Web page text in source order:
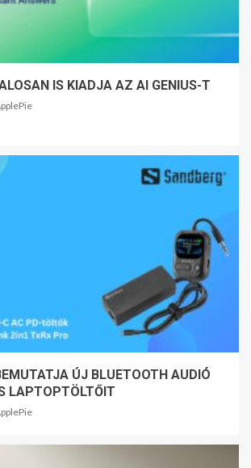
IS KIADJA AZ AI GENIUS-T
ÚJ BLUETOOTH AUDIÓ
LAPTOPTÖLTŐIT